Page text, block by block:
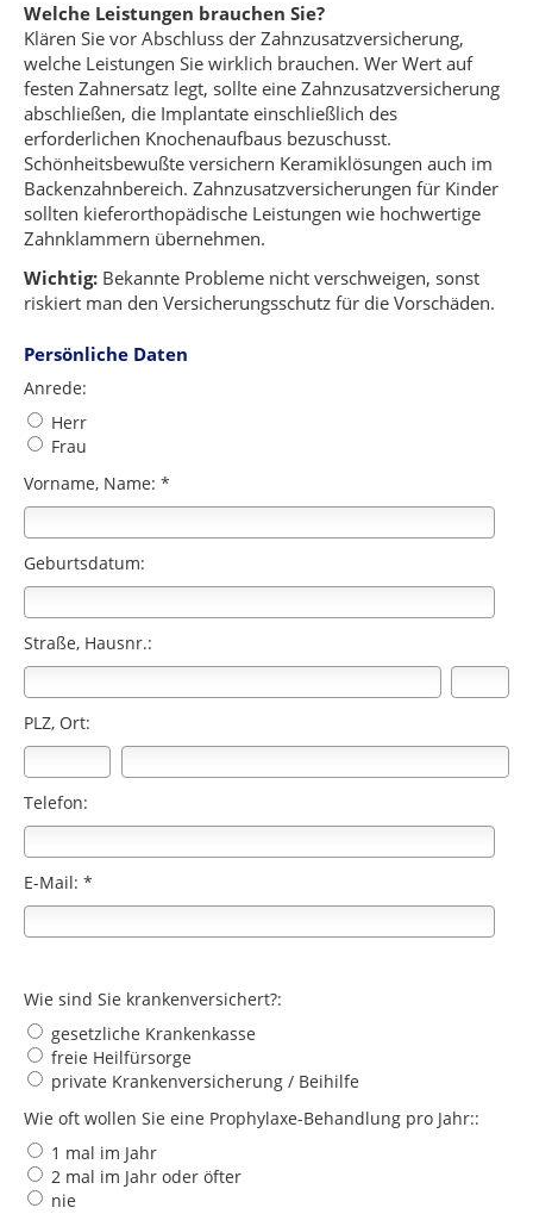
Welche Leistungen brauchen Sie?
Klären Sie vor Abschluss der Zahnzusatzversicherung,
welche Leistungen Sie wirklich brauchen. Wer Wert auf
festen Zahnersatz legt, sollte eine Zahnzusatzversicherung
abschließen, die Implantate einschließlich des
erforderlichen Knochenaufbaus bezuschusst.
Schönheitsbewußte versichern Keramiklösungen auch im
Backenzahnbereich. Zahnzusatzversicherungen für Kinder
sollten kieferorthopädische Leistungen wie hochwertige
Zahnklammern übernehmen.
Wichtig: Bekannte Probleme nicht verschweigen, sonst
riskiert man den Versicherungsschutz für die Vorschäden.
Persönliche Daten
Anrede:
Herr
Frau
Vorname, Name: *
Geburtsdatum:
Straße, Hausnr.:
PLZ, Ort:
Telefon:
E-Mail: *
Wie sind Sie krankenversichert?:
gesetzliche Krankenkasse
freie Heilfürsorge
private Krankenversicherung / Beihilfe
Wie oft wollen Sie eine Prophylaxe-Behandlung pro Jahr::
1 mal im Jahr
2 mal im Jahr oder öfter
nie